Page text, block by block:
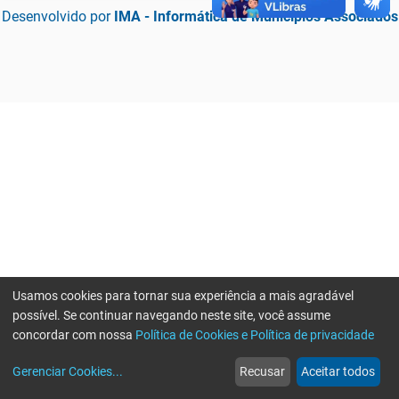
Desenvolvido por IMA - Informática de Municípios Associados
web
Notícias
more_horiz
Mais
Usamos cookies para tornar sua experiência a mais agradável
possível. Se continuar navegando neste site, você assume
concordar com nossa Política de Cookies e Política de privacidade
Gerenciar Cookies... Recusar Aceitar todos
Erro ao enviar informações, por favor tente novamente